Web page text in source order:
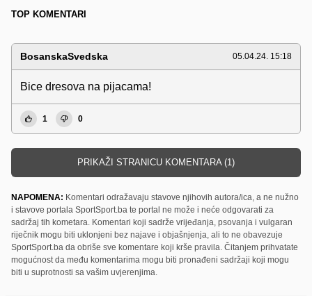
TOP KOMENTARI
BosanskaSvedska 05.04.24. 15:18
Bice dresova na pijacama!
1 0
PRIKAŽI STRANICU KOMENTARA (1)
NAPOMENA: Komentari odražavaju stavove njihovih autora/ica, a ne nužno
i stavove portala SportSport.ba te portal ne može i neće odgovarati za
sadržaj tih kometara. Komentari koji sadrže vrijeđanja, psovanja i vulgaran
riječnik mogu biti uklonjeni bez najave i objašnjenja, ali to ne obavezuje
SportSport.ba da obriše sve komentare koji krše pravila. Čitanjem prihvatate
mogućnost da među komentarima mogu biti pronađeni sadržaji koji mogu
biti u suprotnosti sa vašim uvjerenjima.